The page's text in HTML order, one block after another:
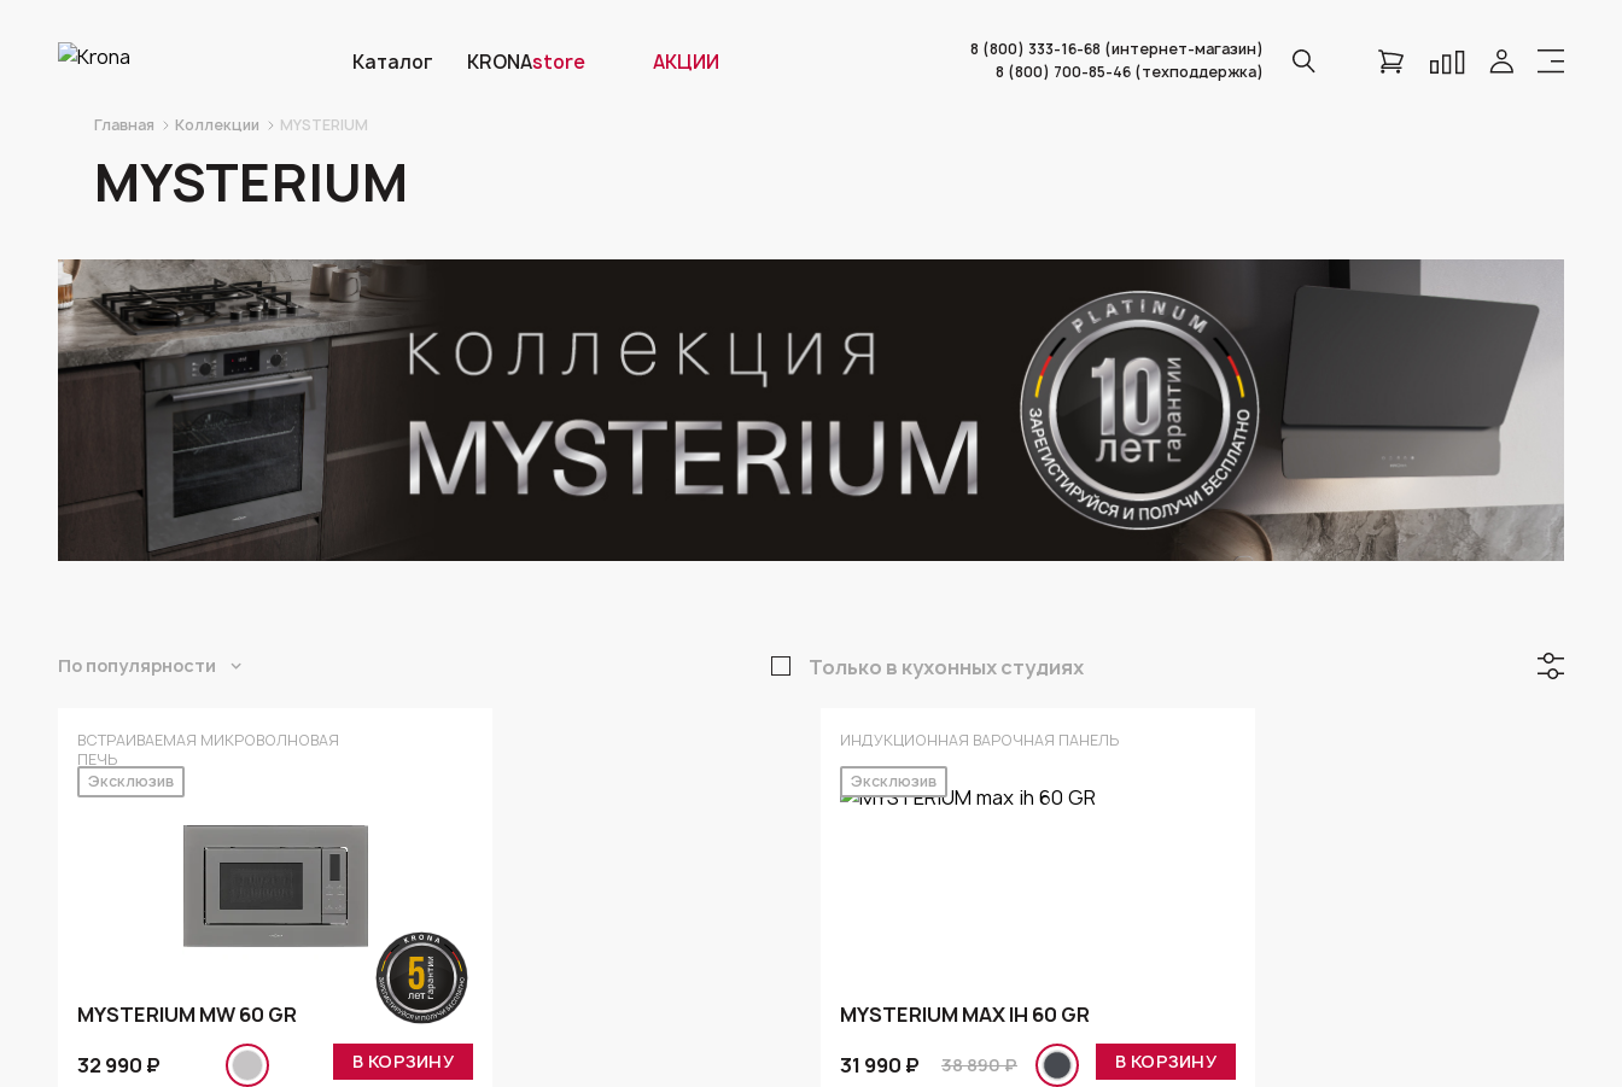
Каталог KRONAstore АКЦИИ
8 (800) 333-16-68 (интернет-магазин)
8 (800) 700-85-46 (техподдержка)
Главная Коллекции MYSTERIUM
MYSTERIUM
По популярности Только в кухонных студиях
ВСТРАИВАЕМАЯ МИКРОВОЛНОВАЯ
ПЕЧЬ
Эксклюзив
MYSTERIUM MW 60 GR
32 990 ₽
В КОРЗИНУ
ИНДУКЦИОННАЯ ВАРОЧНАЯ ПАНЕЛЬ
Эксклюзив
MYSTERIUM MAX IH 60 GR
31 990 ₽
38 890 ₽ В КОРЗИНУ